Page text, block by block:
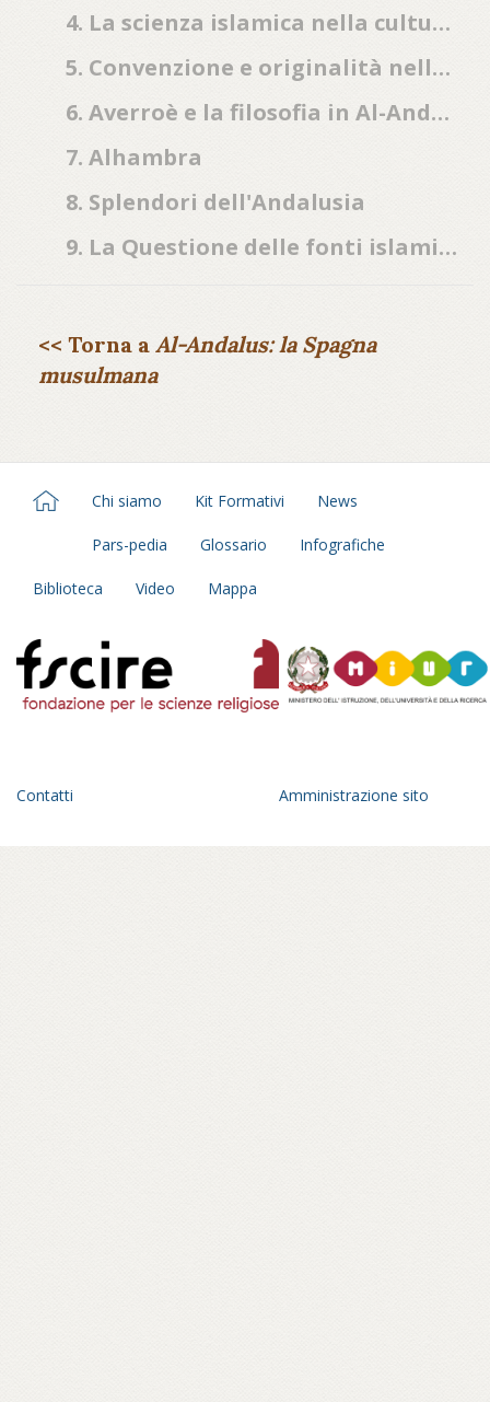
4. La scienza islamica nella cultura medioevale
5. Convenzione e originalità nella poesia di al-Andalus
6. Averroè e la filosofia in Al-Andalus
7. Alhambra
8. Splendori dell'Andalusia
9. La Questione delle fonti islamiche della Divina Commedia
<< Torna a Al-Andalus: la Spagna
musulmana
Chi siamo Kit Formativi News
Pars-pedia Glossario Infografiche
Biblioteca Video Mappa
Contatti Amministrazione sito